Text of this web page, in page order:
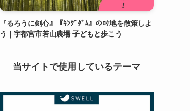
『るろうに剣心』『ｷﾝｸﾞﾀﾞﾑ』のﾛｹ地を散策しよ
う｜宇都宮市若山農場 子どもと歩こう
当サイトで使用しているテーマ